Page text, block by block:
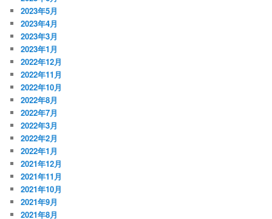
2023年5月
2023年4月
2023年3月
2023年1月
2022年12月
2022年11月
2022年10月
2022年8月
2022年7月
2022年3月
2022年2月
2022年1月
2021年12月
2021年11月
2021年10月
2021年9月
2021年8月